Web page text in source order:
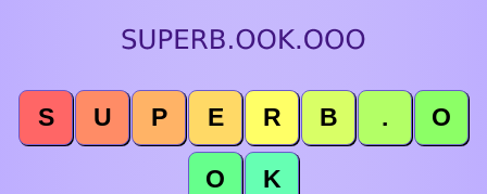
S U P E R B . O
O K